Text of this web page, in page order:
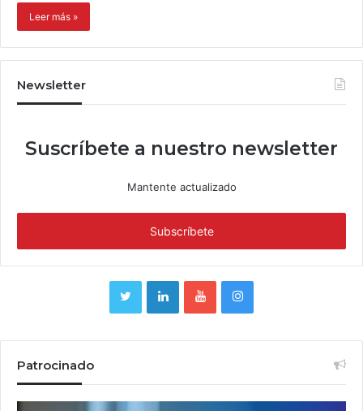
Leer más »
Newsletter
Suscríbete a nuestro newsletter
Mantente actualizado
Patrocinado